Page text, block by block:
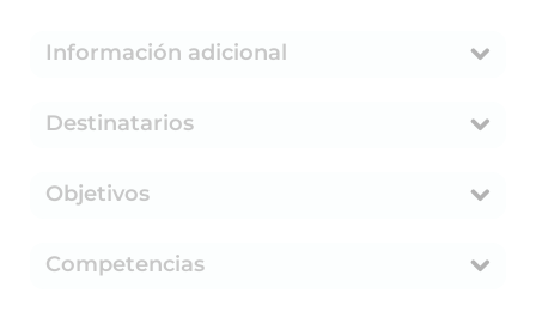
Información adicional
Destinatarios
Objetivos
Competencias